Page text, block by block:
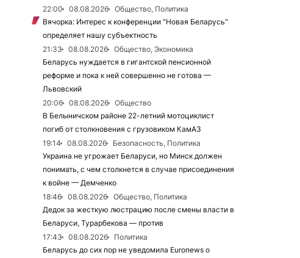
22:00
08.08.2026
Общество, Политика
Вячорка: Интерес к конференции "Новая Беларусь"
определяет нашу субъектность
21:33
08.08.2026
Общество, Экономика
Беларусь нуждается в гигантской пенсионной
реформе и пока к ней совершенно не готова —
Львовский
20:06
08.08.2026
Общество
В Белыничском районе 22-летний мотоциклист
погиб от столкновения с грузовиком КамАЗ
19:14
08.08.2026
Безопасность, Политика
Украина не угрожает Беларуси, но Минск должен
понимать, с чем столкнется в случае присоединения
к войне — Демченко
18:46
08.08.2026
Общество, Политика
Дедок за жесткую люстрацию после смены власти в
Беларуси, Турарбекова — против
17:43
08.08.2026
Политика
Беларусь до сих пор не уведомила Euronews о